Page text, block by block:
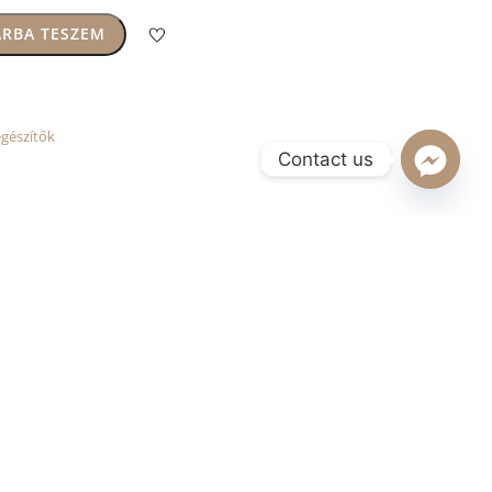
TESZEM
Contact us